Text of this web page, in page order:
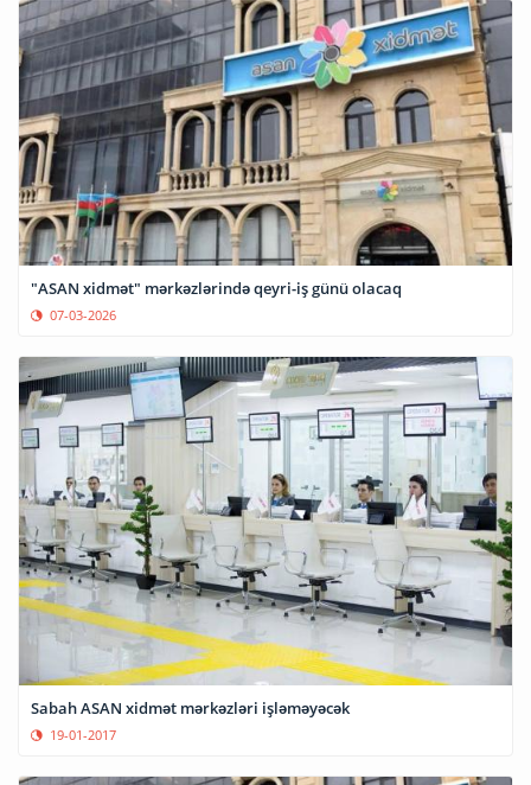
"ASAN xidmət" mərkəzlərində qeyri-iş günü olacaq
07-03-2026
Sabah ASAN xidmət mərkəzləri işləməyəcək
19-01-2017